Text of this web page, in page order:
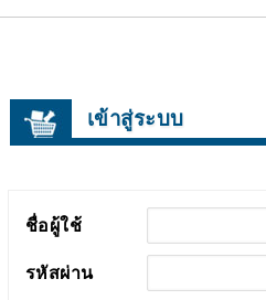
เข้าสู่ระบบ
ชื่อผู้ใช้
รหัสผ่าน